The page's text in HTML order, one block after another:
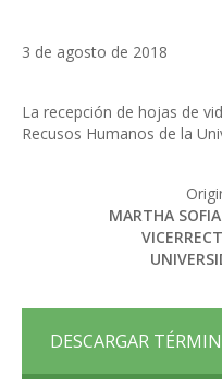
3 de agosto de 2018
La recepción de hojas de
Recusos Humanos de la
MARTHA
DESCARGAR